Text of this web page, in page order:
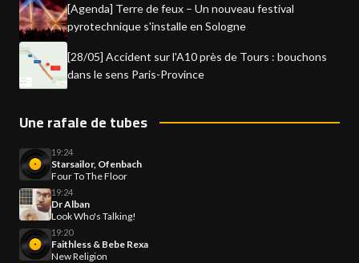
[Agenda] Terre de feux – Un nouveau festival
pyrotechnique s'installe en Sologne
[28/05] Accident sur l'A10 près de Tours : bouchons
dans le sens Paris-Province
Une rafale de tubes
19:24
Starsailor, Ofenbach
Four To The Floor
19:24
Dr Alban
Look Who's Talking!
19:20
Faithless & Bebe Rexa
New Religion